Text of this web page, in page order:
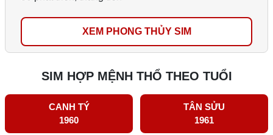
XEM PHONG THỦY SIM
SIM HỢP MỆNH THỔ THEO TUỔI
CANH TÝ
1960
TÂN SỬU
1961